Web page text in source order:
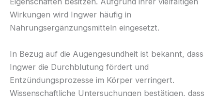
Wirkungen wird Ingwer häufig in
Nahrungsergänzungsmitteln eingesetzt.
In Bezug auf die Augengesundheit ist bekannt, dass
Ingwer die Durchblutung fördert und
Entzündungsprozesse im Körper verringert.
Wissenschaftliche Untersuchungen bestätigen, dass